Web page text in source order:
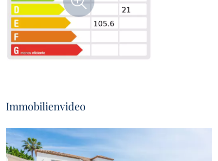
Immobilienvideo